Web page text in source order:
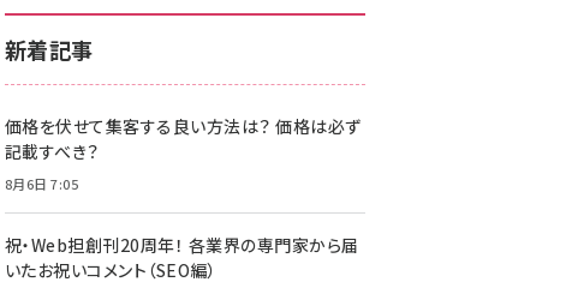
z世代 (1622)
meo (1275)
新着記事
価格を伏せて集客する良い方法は？ 価格は必ず
記載すべき？
8月6日 7:05
祝・Web担創刊20周年！ 各業界の専門家から届
いたお祝いコメント（SEO編）